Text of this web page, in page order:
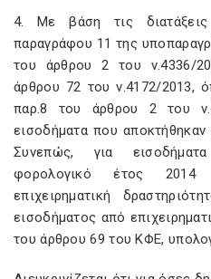
4. Με βάση τις
παραγράφου 11 της
του άρθρου 2 του ν.4336/
άρθρου 72 του ν.4172/2013,
παρ.8 του άρθρου 2 του
εισοδήματα που
Συνεπώς, για
φορολογικό έτος 2014
επιχειρηματική
εισοδήματος από
του άρθρου 69 του ΚΦΕ,